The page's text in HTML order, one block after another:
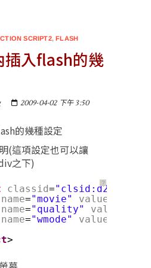
SCRIPT2,FLASH
插入flash的幾
2009-04-02 下午 3:50
的幾種設定
(這項設定也可以讓
之下)
？
classid="clsid:d27cdb6e-
name="movie" value
name="quality" value
name="wmode" value
>